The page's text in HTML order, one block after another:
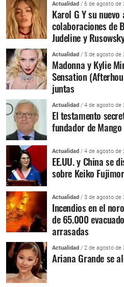
Actualidad / 6 de agosto de
Karol G Y su
colaboraciones de
Judeline y
Actualidad / 5 de agosto de
Madonna y Kylie
Sensation
juntas
Actualidad / 4 de agosto de
El testamento
fundador de Mango
Actualidad / 4 de agosto de
EE.UU. y China se
sobre Keiko
Actualidad / 3 de agosto de
Incendios en el
de 65.000
arrasadas
Actualidad / 2 de agosto de
Ariana Grande se